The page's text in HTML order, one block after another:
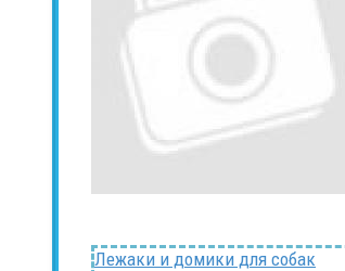
Лежаки и домики для собак